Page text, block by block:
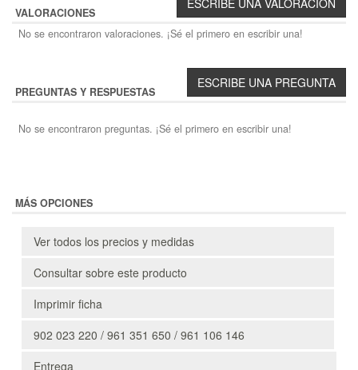
VALORACIONES
No se encontraron valoraciones. ¡Sé el primero en escribir una!
PREGUNTAS Y RESPUESTAS
No se encontraron preguntas. ¡Sé el primero en escribir una!
MÁS OPCIONES
Ver todos los precios y medidas
Consultar sobre este producto
Imprimir ficha
902 023 220 / 961 351 650 / 961 106 146
Entrega